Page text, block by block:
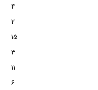
۴
۲
۱۵
۳
۱۱
۶